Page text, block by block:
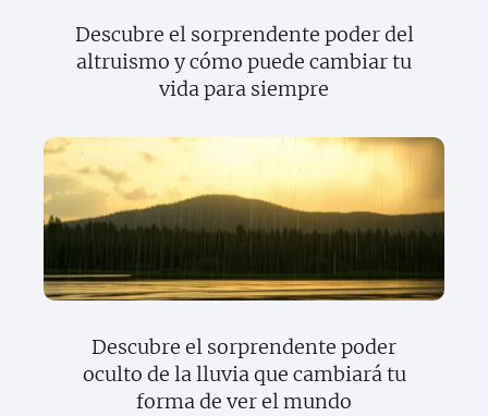
Descubre el sorprendente poder del
altruismo y cómo puede cambiar tu
vida para siempre
Descubre el sorprendente poder
oculto de la lluvia que cambiará tu
forma de ver el mundo